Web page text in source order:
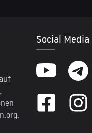
.
Social Media